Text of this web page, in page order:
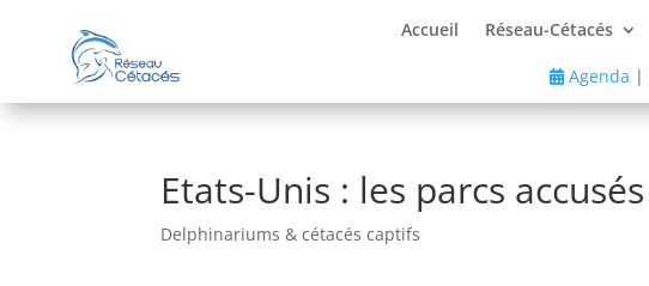
Accueil Réseau-Cétacés
Agenda |
Etats-Unis : les parcs
Delphinariums & cétacés captifs